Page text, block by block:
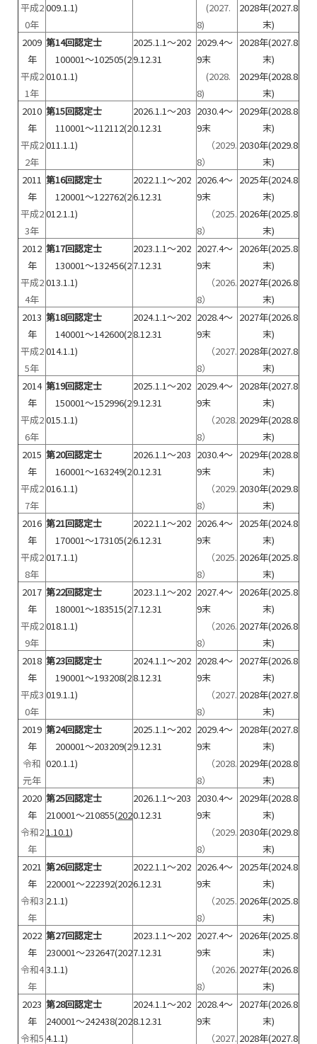
平成2
0年
009.1.1)
(2027.
8)
2028年(2027.8
末)
2009
年
平成2
1年
第14回認定士
100001～102505(2
010.1.1)
2025.1.1～202
9.12.31
2029.4～
9末
(2028.
8)
2028年(2027.8
末)
2029年(2028.8
末)
2010
年
平成2
2年
第15回認定士
110001～112112(2
011.1.1)
2026.1.1～203
0.12.31
2030.4～
9末
（2029.
8）
2029年(2028.8
末)
2030年(2029.8
末)
2011
年
平成2
3年
第16回認定士
120001～122762(2
012.1.1)
2022.1.1～202
6.12.31
2026.4～
9末
（2025.
8）
2025年(2024.8
末)
2026年(2025.8
末)
2012
年
平成2
4年
第17回認定士
130001～132456(2
013.1.1)
2023.1.1～202
7.12.31
2027.4～
9末
（2026.
8）
2026年(2025.8
末)
2027年(2026.8
末)
2013
年
平成2
5年
第18回認定士
140001～142600(2
014.1.1)
2024.1.1～202
8.12.31
2028.4～
9末
（2027.
8）
2027年(2026.8
末)
2028年(2027.8
末)
2014
年
平成2
6年
第19回認定士
150001～152996(2
015.1.1)
2025.1.1～202
9.12.31
2029.4～
9末
（2028.
8）
2028年(2027.8
末)
2029年(2028.8
末)
2015
年
平成2
7年
第20回認定士
160001～163249(2
016.1.1)
2026.1.1～203
0.12.31
2030.4～
9末
（2029.
8）
2029年(2028.8
末)
2030年(2029.8
末)
2016
年
平成2
8年
第21回認定士
170001～173105(2
017.1.1)
2022.1.1～202
6.12.31
2026.4～
9末
（2025.
8）
2025年(2024.8
末)
2026年(2025.8
末)
2017
年
平成2
9年
第22回認定士
180001～183515(2
018.1.1)
2023.1.1～202
7.12.31
2027.4～
9末
（2026.
8）
2026年(2025.8
末)
2027年(2026.8
末)
2018
年
平成3
0年
第23回認定士
190001～193208(2
019.1.1)
2024.1.1～202
8.12.31
2028.4～
9末
（2027.
8）
2027年(2026.8
末)
2028年(2027.8
末)
2019
年
令和
元年
第24回認定士
200001～203209(2
020.1.1)
2025.1.1～202
9.12.31
2029.4～
9末
（2028.
8）
2028年(2027.8
末)
2029年(2028.8
末)
2020
年
令和2
年
第25回認定士
210001～210855(202
1.10.1)
2026.1.1～203
0.12.31
2030.4～
9末
（2029.
8）
2029年(2028.8
末)
2030年(2029.8
末)
2021
年
令和3
年
第26回認定士
220001～222392(202
2.1.1)
2022.1.1～202
6.12.31
2026.4～
9末
（2025.
8）
2025年(2024.8
末)
2026年(2025.8
末)
2022
年
令和4
年
第27回認定士
230001～232647(202
3.1.1)
2023.1.1～202
7.12.31
2027.4～
9末
（2026.
8）
2026年(2025.8
末)
2027年(2026.8
末)
2023
年
令和5
第28回認定士
240001～242438(202
4.1.1)
2024.1.1～202
8.12.31
2028.4～
9末
（2027.
2027年(2026.8
末)
2028年(2027.8